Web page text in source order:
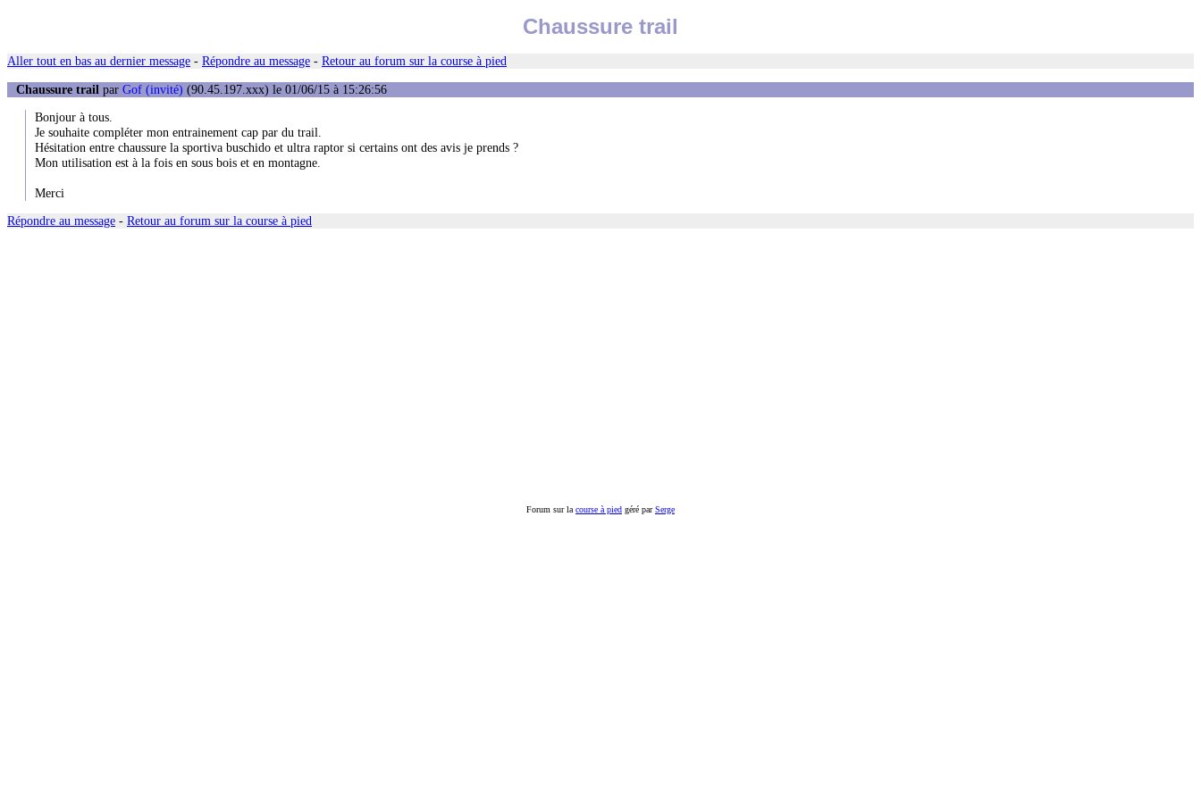
Chaussure trail
Aller tout en bas au dernier message - Répondre au message - Retour au forum sur la course à pied
Chaussure trail par Gof (invité) (90.45.197.xxx) le 01/06/15 à 15:26:56
Bonjour à tous.
Je souhaite compléter mon entrainement cap par du trail.
Hésitation entre chaussure la sportiva buschido et ultra raptor si certains ont des avis je prends ?
Mon utilisation est à la fois en sous bois et en montagne.
Merci
Répondre au message - Retour au forum sur la course à pied
Forum sur la course à pied géré parSerge